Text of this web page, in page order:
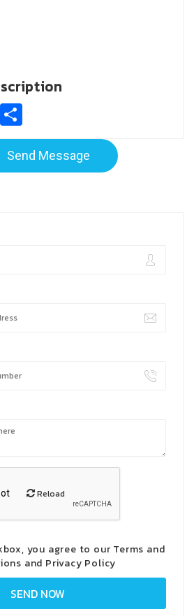
Email
Send Message
Reload
you agree to our Terms and
and Privacy Policy